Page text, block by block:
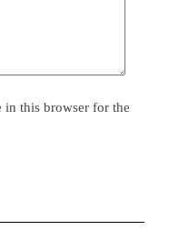
in this browser for the